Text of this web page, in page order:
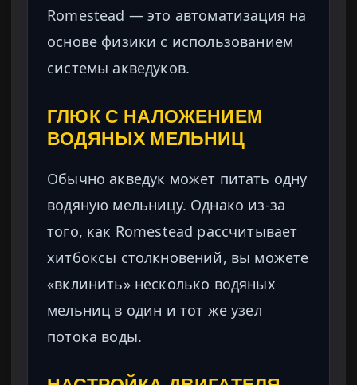
Romestead — это автоматизация на
основе физики с использованием
системы акведуков.
ГЛЮК С НАЛОЖЕНИЕМ
ВОДЯНЫХ МЕЛЬНИЦ
Обычно акведук может питать одну
водяную мельницу. Однако из-за
того, как Romestead рассчитывает
хитбоксы столкновений, вы можете
«вклинить» несколько водяных
мельниц в один и тот же узел
потока воды.